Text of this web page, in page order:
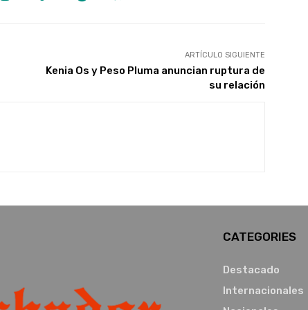
ARTÍCULO SIGUIENTE
Kenia Os y Peso Pluma anuncian ruptura de
su relación
CATEGORIES
Destacado
Internacionales